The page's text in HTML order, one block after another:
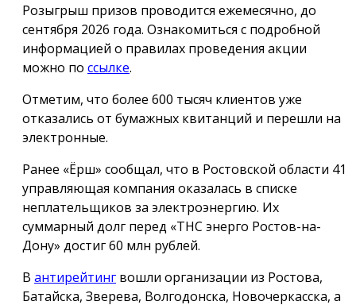
Розыгрыш призов проводится ежемесячно, до
сентября 2026 года. Ознакомиться с подробной
информацией о правилах проведения акции
можно по ссылке.
Отметим, что более 600 тысяч клиентов уже
отказались от бумажных квитанций и перешли на
электронные.
Ранее «Ёрш» сообщал, что в Ростовской области 41
управляющая компания оказалась в списке
неплательщиков за электроэнергию. Их
суммарный долг перед «ТНС энерго Ростов-на-
Дону» достиг 60 млн рублей.
В антирейтинг вошли организации из Ростова,
Батайска, Зверева, Волгодонска, Новочеркасска, а